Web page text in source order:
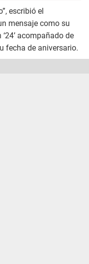
escribió el
mensaje como su
acompañado de
fecha de aniversario.